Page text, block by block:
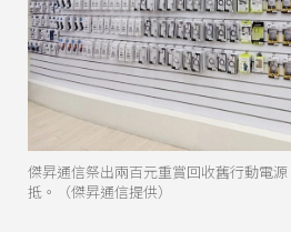
傑昇通信祭出兩百元重賞回收舊行動電
抵。（傑昇通信提供）